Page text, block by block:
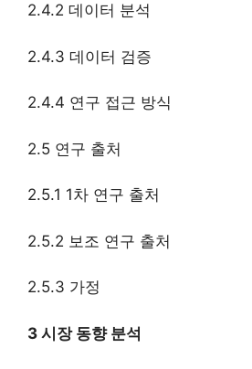
2.4.2 데이터 분석
2.4.3 데이터 검증
2.4.4 연구 접근 방식
2.5 연구 출처
2.5.1 1차 연구 출처
2.5.2 보조 연구 출처
2.5.3 가정
3 시장 동향 분석